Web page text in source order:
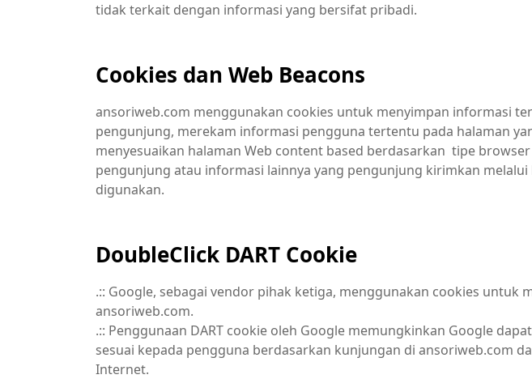
tidak terkait dengan informasi yang bersifat pribadi.
Cookies dan Web Beacons
ansoriweb.com menggunakan cookies untuk menyimpan informasi
pengunjung, merekam informasi pengguna tertentu pada halaman
menyesuaikan halaman Web content based berdasarkan tipe
pengunjung atau informasi lainnya yang pengunjung kirimkan
digunakan.
DoubleClick DART Cookie
.:: Google, sebagai vendor pihak ketiga, menggunakan cookies untuk
ansoriweb.com.
.:: Penggunaan DART cookie oleh Google memungkinkan Google
sesuai kepada pengguna berdasarkan kunjungan di ansoriweb.com
Internet.